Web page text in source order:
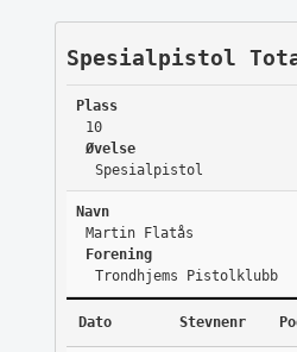
Spesialpistol
Plass
10
Øvelse
Spesialpistol
Navn
Martin Flatås
Forening
Trondhjems Pistolklubb
Dato Stevnenr